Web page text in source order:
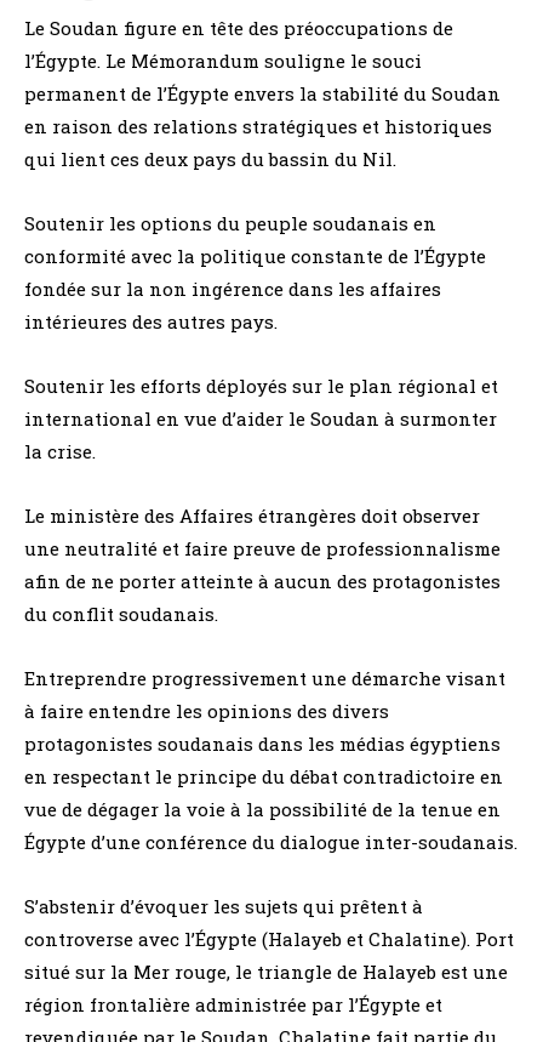
Le Soudan figure en tête des préoccupations de
l’Égypte. Le Mémorandum souligne le souci
permanent de l’Égypte envers la stabilité du Soudan
en raison des relations stratégiques et historiques
qui lient ces deux pays du bassin du Nil.
Soutenir les options du peuple soudanais en
conformité avec la politique constante de l’Égypte
fondée sur la non ingérence dans les affaires
intérieures des autres pays.
Soutenir les efforts déployés sur le plan régional et
international en vue d’aider le Soudan à surmonter
la crise.
Le ministère des Affaires étrangères doit observer
une neutralité et faire preuve de professionnalisme
afin de ne porter atteinte à aucun des protagonistes
du conflit soudanais.
Entreprendre progressivement une démarche visant
à faire entendre les opinions des divers
protagonistes soudanais dans les médias égyptiens
en respectant le principe du débat contradictoire en
vue de dégager la voie à la possibilité de la tenue en
Égypte d’une conférence du dialogue inter-soudanais.
S’abstenir d’évoquer les sujets qui prêtent à
controverse avec l’Égypte (Halayeb et Chalatine). Port
situé sur la Mer rouge, le triangle de Halayeb est une
région frontalière administrée par l’Égypte et